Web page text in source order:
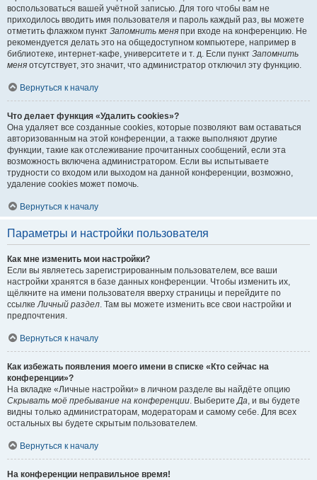
воспользоваться вашей учётной записью. Для того чтобы вам не
приходилось вводить имя пользователя и пароль каждый раз, вы можете
отметить флажком пункт Запомнить меня при входе на конференцию. Не
рекомендуется делать это на общедоступном компьютере, например в
библиотеке, интернет-кафе, университете и т. д. Если пункт Запомнить
меня отсутствует, это значит, что администратор отключил эту функцию.
Вернуться к началу
Что делает функция «Удалить cookies»?
Она удаляет все созданные cookies, которые позволяют вам оставаться
авторизованным на этой конференции, а также выполняют другие
функции, такие как отслеживание прочитанных сообщений, если эта
возможность включена администратором. Если вы испытываете
трудности со входом или выходом на данной конференции, возможно,
удаление cookies может помочь.
Вернуться к началу
Параметры и настройки пользователя
Как мне изменить мои настройки?
Если вы являетесь зарегистрированным пользователем, все ваши
настройки хранятся в базе данных конференции. Чтобы изменить их,
щёлкните на имени пользователя вверху страницы и перейдите по
ссылкеЛичный раздел. Там вы можете изменить все свои настройки и
предпочтения.
Вернуться к началу
Как избежать появления моего имени в списке «Кто сейчас на
конференции»?
На вкладке «Личные настройки» в личном разделе вы найдёте опцию
Скрывать моё пребывание на конференции. ВыберитеДа, и вы будете
видны только администраторам, модераторам и самому себе. Для всех
остальных вы будете скрытым пользователем.
Вернуться к началу
На конференции неправильное время!